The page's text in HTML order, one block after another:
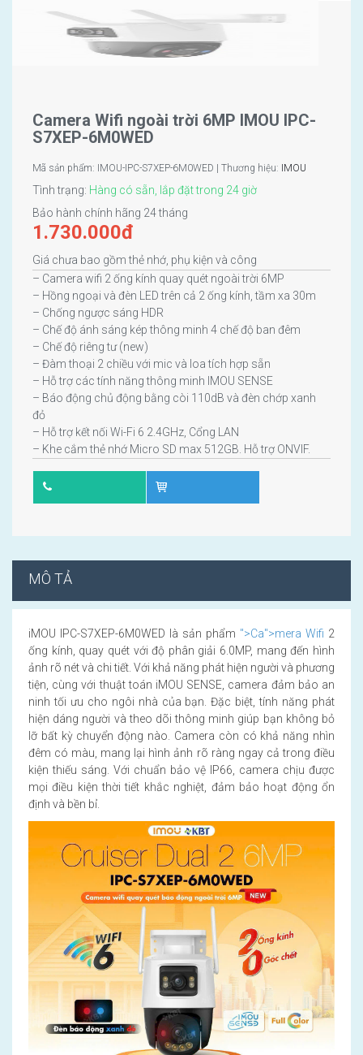
Camera Wifi ngoài trời 6MP IMOU IPC-
S7XEP-6M0WED
Mã sản phẩm: IMOU-IPC-S7XEP-6M0WED | Thương hiệu: IMOU
Tình trạng: Hàng có sẵn, lắp đặt trong 24 giờ
Bảo hành chính hãng 24 tháng
1.730.000đ
Giá chưa bao gồm thẻ nhớ, phụ kiện và công
– Camera wifi 2 ống kính quay quét ngoài trời 6MP
– Hồng ngoại và đèn LED trên cả 2 ống kính, tầm xa 30m
– Chống ngược sáng HDR
– Chế độ ánh sáng kép thông minh 4 chế độ ban đêm
– Chế độ riêng tư (new)
– Đàm thoại 2 chiều với mic và loa tích hợp sẵn
– Hỗ trợ các tính năng thông minh IMOU SENSE
– Báo động chủ động bằng còi 110dB và đèn chớp xanh
đỏ
– Hỗ trợ kết nối Wi-Fi 6 2.4GHz, Cổng LAN
– Khe cắm thẻ nhớ Micro SD max 512GB. Hỗ trợ ONVIF.
MÔ TẢ
iMOU IPC-S7XEP-6M0WED là sản phẩm ">Ca">mera Wifi 2
ống kính, quay quét với độ phân giải 6.0MP, mang đến hình
ảnh rõ nét và chi tiết. Với khả năng phát hiện người và phương
tiện, cùng với thuật toán iMOU SENSE, camera đảm bảo an
ninh tối ưu cho ngôi nhà của bạn. Đặc biệt, tính năng phát
hiện dáng người và theo dõi thông minh giúp bạn không bỏ
lỡ bất kỳ chuyển động nào. Camera còn có khả năng nhìn
đêm có màu, mang lại hình ảnh rõ ràng ngay cả trong điều
kiện thiếu sáng. Với chuẩn bảo vệ IP66, camera chịu được
mọi điều kiện thời tiết khắc nghiệt, đảm bảo hoạt động ổn
định và bền bỉ.